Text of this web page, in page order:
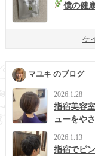
僕の健
ケ
マユキ のブログ
2026.1.28
指宿美容
ューをや
2026.1.13
指宿でピ